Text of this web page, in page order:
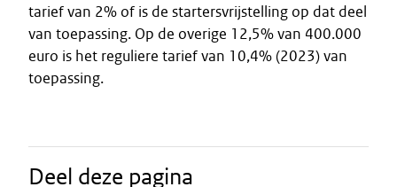
tarief van 2% of is de startersvrijstelling op dat deel
van toepassing. Op de overige 12,5% van 400.000
euro is het reguliere tarief van 10,4% (2023) van
toepassing.
Deel deze pagina